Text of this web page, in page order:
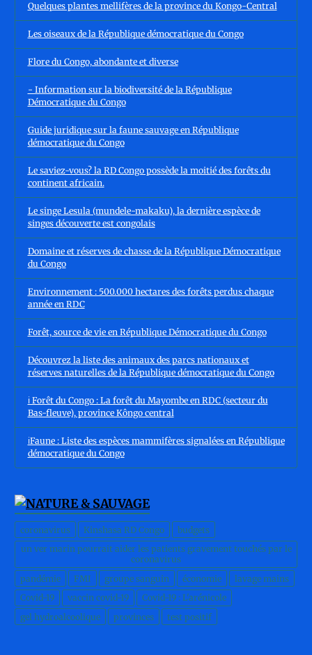
Quelques plantes mellifères de la province du Kongo-Central
Les oiseaux de la République démocratique du Congo
Flore du Congo, abondante et diverse
- Information sur la biodiversité de la République
Démocratique du Congo
Guide juridique sur la faune sauvage en République
démocratique du Congo
Le saviez-vous? la RD Congo possède la moitié des forêts du
continent africain.
Le singe Lesula (mundele-makaku), la dernière espèce de
singes découverte est congolais
Domaine et réserves de chasse de la République Démocratique
du Congo
Environnement : 500.000 hectares des forêts perdus chaque
année en RDC
Forêt, source de vie en République Démocratique du Congo
Découvrez la liste des animaux des parcs nationaux et
réserves naturelles de la République démocratique du Congo
ℹ️ Forêt du Congo : La forêt du Mayombe en RDC (secteur du
Bas-fleuve), province Kôngo central
ℹ️Faune : Liste des espèces mammifères signalées en République
démocratique du Congo
coronavirus Kinshasa RD Congo
budgets
un ver marin pourrait aider les patients gravement touchés par le
coronavirus
pandémie
FMI groupe sanguin économie
lavage mains
Covid-19
vaccin covid-19
Covid-19 : L'arénicole
gel hydroalcoolique
provinces test positif